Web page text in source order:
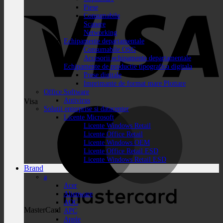
Visa
MasterCard
Piese
Consumabile
Scanere
Networking
Echipamente departamentale
Consumabile OSG
Accesorii echipamente departamentale
Echipamente de productie tipografica digitala
Prese digitale
Imprimante de format mare Plottare
Office Software
Antivirus
Solutii enterprise si datacenter
Licente Microsoft
Licente Windows Retail
Licente Office Retail
Licente Windows OEM
Licente Office Retail ESD
Licente Windows Retail ESD
Brand
a
Acer
Alienware
AOC
APC
Apple